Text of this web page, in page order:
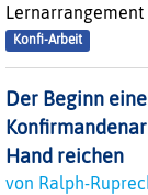
Lernarrangement
Konfi-Arbeit
Der Beginn
Hand reichen
von Ralph-